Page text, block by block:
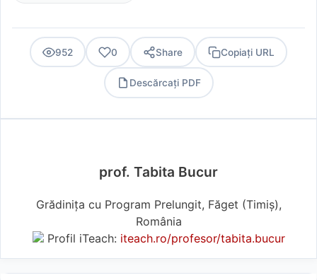
952 0 Share Copiați URL
Descărcați PDF
prof. Tabita Bucur
Grădinița cu Program Prelungit, Făget (Timiş),
România
Profil iTeach: iteach.ro/profesor/tabita.bucur